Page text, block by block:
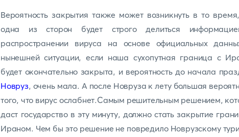
Вероятность закрытия также может возникнуть в то
одна из сторон будет строго делиться
распространении вируса на основе официальных
нынешней ситуации, если наша сухопутная граница с
будет окончательно закрыта, и вероятность до начала
Новруз, очень мала. А после Новруза к лету большая
того, что вирус ослабнет.Самым решительным решением,
даст государство в эту минуту, должно стать закрытие
Ираном. Чем бы это решение не повредило Новрузскому